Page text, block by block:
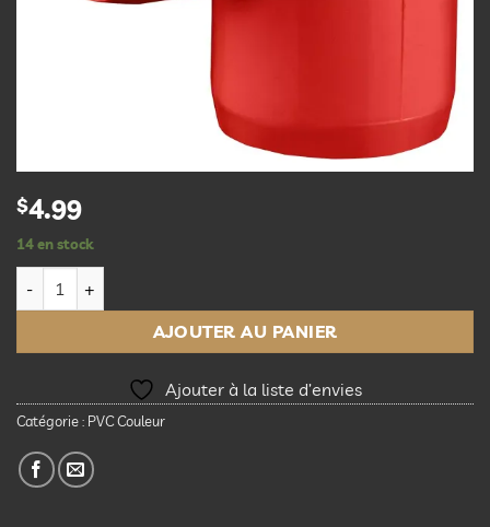
$4.99
14 en stock
AJOUTER AU PANIER
Ajouter à la liste d’envies
Catégorie : PVC Couleur